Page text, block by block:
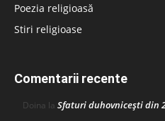
Poezia religioasă
Stiri religioase
Comentarii recente
Doina la Sfaturi duhovnicești din